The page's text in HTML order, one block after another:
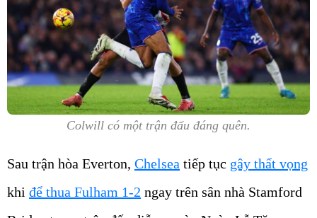
Colwill có một trận đấu đáng quên.
Sau trận hòa Everton, Chelsea tiếp tục gây thất vọng
khi để thua Fulham 1-2 ngay trên sân nhà Stamford